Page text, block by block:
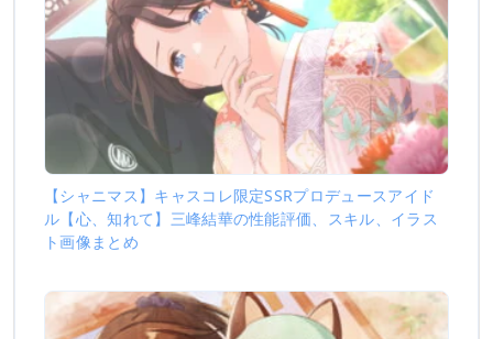
【シャニマス】キャスコレ限定SSRプロデュースアイド
ル【心、知れて】三峰結華の性能評価、スキル、イラス
ト画像まとめ